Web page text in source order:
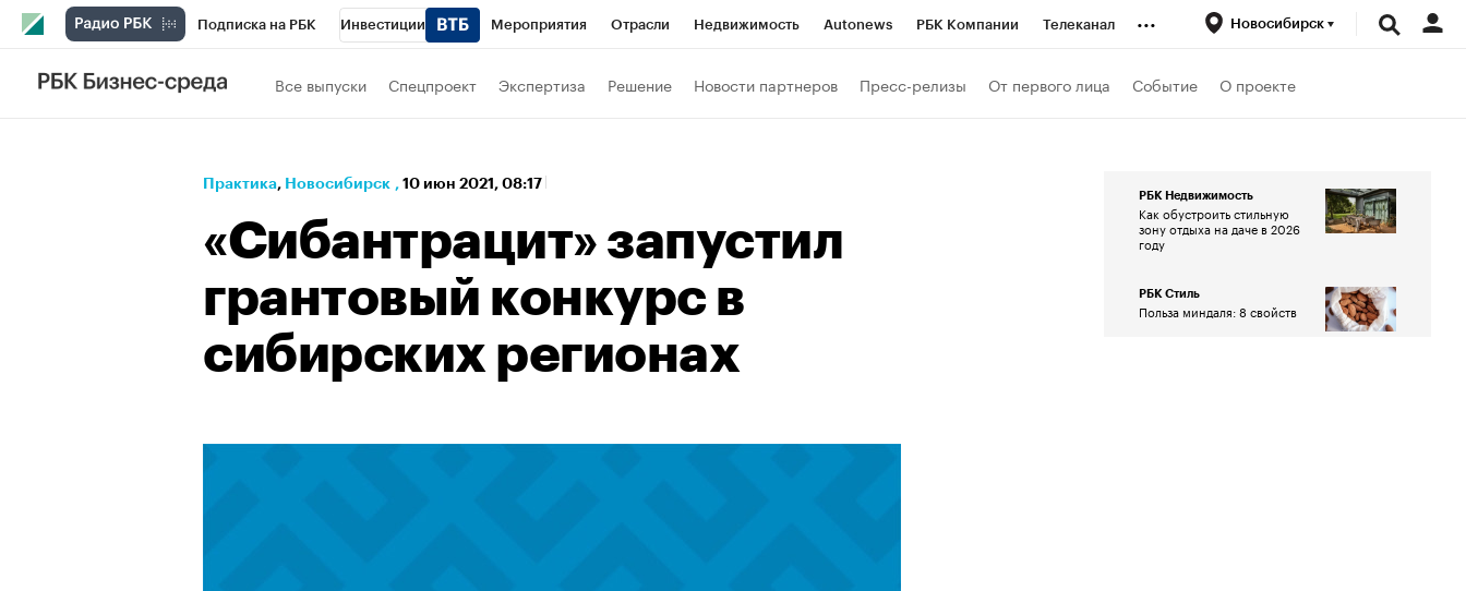
Подписка на РБК Инвестиции Мероприятия Отрасли Недвижимость Autonews РБК Компании Телеканал
РБК Вино
Проверка контрагентов
... Новосибирск
Все выпуски Спецпроект Экспертиза Решение Новости партнеров Пресс-релизы От первого лица Событие О проекте
Практика⁠, Новосибирск , 10 июн 2021, 08:17
«Сибантрацит» запустил
грантовый конкурс в
сибирских регионах
РБК Недвижимость
Как обустроить стильную
зону отдыха на даче в 2026
году
РБК Стиль
Польза миндаля: 8 свойств